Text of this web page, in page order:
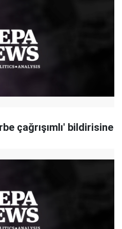
çağrışımlı' bildirisine